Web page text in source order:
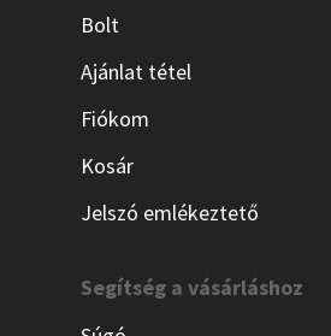
Bolt
Ajánlat tétel
Fiókom
Kosár
Jelszó emlékeztető
Segítség a vásárláshoz